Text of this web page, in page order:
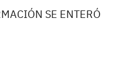
SE ENTERÓ